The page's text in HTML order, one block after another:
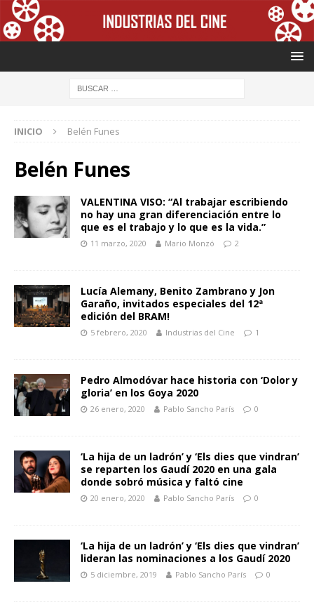
INICIO Belén Funes
Belén Funes
VALENTINA VISO: “Al trabajar escribiendo
no hay una gran diferenciación entre lo
que es el trabajo y lo que es la vida.”
11 marzo, 2020 Mario Monzó 2
Lucía Alemany, Benito Zambrano y Jon
Garaño, invitados especiales del 12ª
edición del BRAM!
5 febrero, 2020 Industrias del Cine 1
Pedro Almodóvar hace historia con ‘Dolor y
gloria’ en los Goya 2020
26 enero, 2020 Pablo Sancho París 0
‘La hija de un ladrón’ y ‘Els dies que vindran’
se reparten los Gaudí 2020 en una gala
donde sobró música y faltó cine
20 enero, 2020 Pablo Sancho París 0
‘La hija de un ladrón’ y ‘Els dies que vindran’
lideran las nominaciones a los Gaudí 2020
5 diciembre, 2019 Pablo Sancho París 0